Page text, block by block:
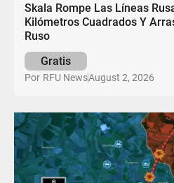
Skala Rompe Las Líneas
Kilómetros Cuadrados Y
Ruso
Gratis
Por RFU NewsAugust 2, 2026